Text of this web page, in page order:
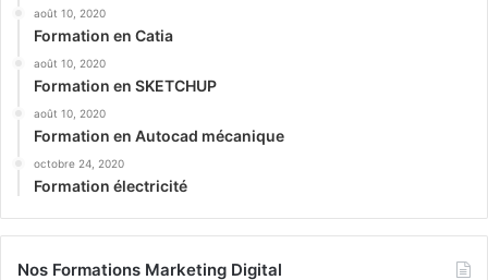
août 10, 2020
Formation en Catia
août 10, 2020
Formation en SKETCHUP
août 10, 2020
Formation en Autocad mécanique
octobre 24, 2020
Formation électricité
Nos Formations Marketing Digital